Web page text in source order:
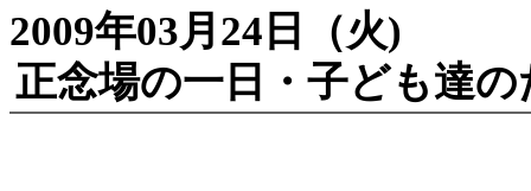
2009年03月24日（火)
正念場の一日・子ども達